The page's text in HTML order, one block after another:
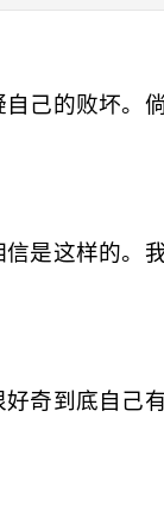
己的败坏。
是这样的。
奇到底自己